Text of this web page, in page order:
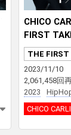
CHICO
FIRST
THE FIRST
2023/11/10
2,061,458回
2023
CHICO